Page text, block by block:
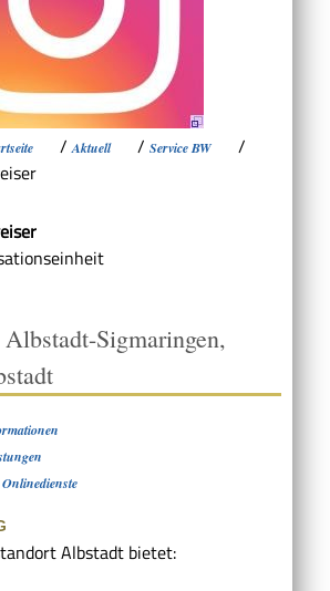
/Aktuell / Service BW
/
Sigmaringen,
Albstadt bietet: